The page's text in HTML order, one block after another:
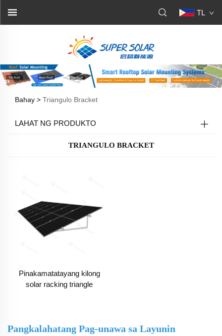
TL
Bahay > Triangulo Bracket
LAHAT NG PRODUKTO
TRIANGULO BRACKET
Pinakamatatayang kilong
solar racking triangle
Pangkalahatang Pag-unawa sa Layunin